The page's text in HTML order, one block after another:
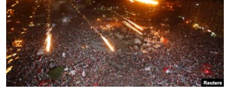
СПЕЦПРОЕКТИ
ДЕПОРТАЦІЯ
ВІДЕОУРОКИ «ELIFBE»
СВІДЧЕННЯ ОКУПАЦІЇ
УКРАЇНСЬКА ПРОБЛЕМА КРИМУ
ЯК ОБІЙТИ БЛОКУВАННЯ
Русский
Qırımtatar